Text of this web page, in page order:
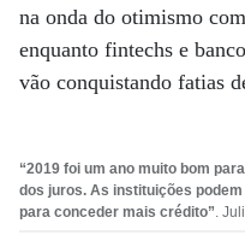
na onda do otimismo
enquanto fintechs e
vão conquistando fatias
“2019 foi um ano muito bom
dos juros. As instituições
para conceder mais crédito”.